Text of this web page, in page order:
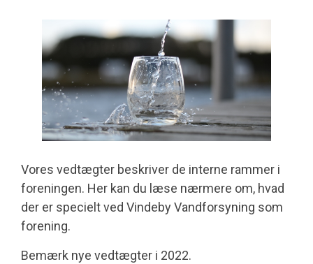
Vores vedtægter beskriver de interne rammer i
foreningen. Her kan du læse nærmere om, hvad
der er specielt ved Vindeby Vandforsyning som
forening.
Bemærk nye vedtægter i 2022.